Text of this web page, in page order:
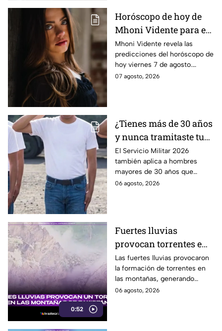
Horóscopo de hoy de
Mhoni Vidente para el
viernes 7 de agosto
¡Siente!
Mhoni Vidente revela las
predicciones del horóscopo de
hoy viernes 7 de agosto.
Descubre qué le espera a cada
07 agosto, 2026
¿Tienes más de 30 años
y nunca tramitaste tu
cartilla militar? Te
pueden llamar para
hacer servicio en Baja
California
El Servicio Militar 2026
también aplica a hombres
mayores de 30 años que
nunca tramitaron su cartilla. Te
06 agosto, 2026
0:52
Fuertes lluvias
provocan torrentes e
inundaciones en una
región montañosa
Las fuertes lluvias provocaron
la formación de torrentes en
las montañas, generando
inundaciones y afectaciones
06 agosto, 2026